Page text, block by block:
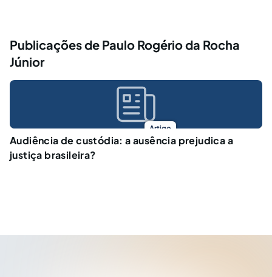
Publicações de Paulo Rogério da Rocha
Júnior
Artigo
Audiência de custódia: a ausência prejudica a
justiça brasileira?